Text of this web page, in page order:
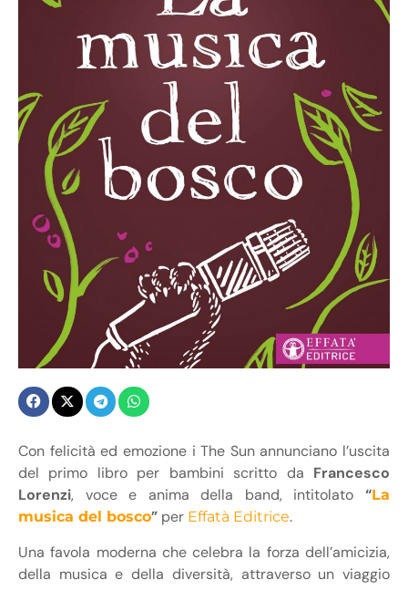
Con felicità ed emozione i The Sun annunciano l’uscita
del primo libro per bambini scritto da Francesco
Lorenzi, voce e anima della band, intitolato “La
musica del bosco” per Effatà Editrice.
Una favola moderna che celebra la forza dell’amicizia,
della musica e della diversità, attraverso un viaggio